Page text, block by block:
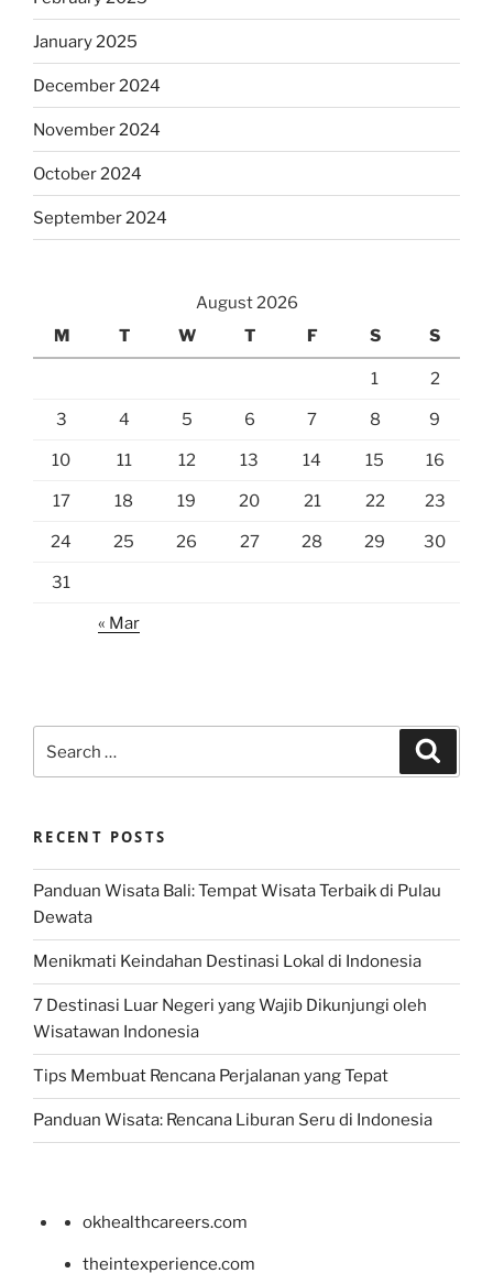
January 2025
December 2024
November 2024
October 2024
September 2024
August 2026
M
T W T F S S
1 2
3 4 5 6 7 8 9
10 11 12 13 14 15 16
17 18 19 20 21 22 23
24 25 26 27 28 29 30
31
« Mar
for:
RECENT POSTS
Panduan Wisata Bali: Tempat Wisata Terbaik di Pulau
Dewata
Menikmati Keindahan Destinasi Lokal di Indonesia
7 Destinasi Luar Negeri yang Wajib Dikunjungi oleh
Wisatawan Indonesia
Tips Membuat Rencana Perjalanan yang Tepat
Panduan Wisata: Rencana Liburan Seru di Indonesia
okhealthcareers.com
theintexperience.com